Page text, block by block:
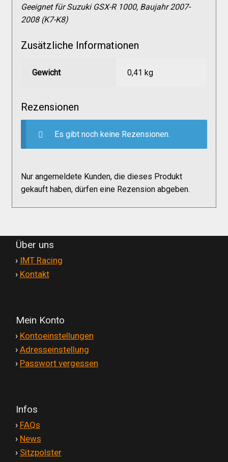
FAQs
Versandkosten
Widerruf
Datenschutzerklärung
Zahlungsarten
Geeignet für Suzuki GSX-R 1000, Baujahr 2007-
2008 (K7-K8)
Zusätzliche Informationen
Gewicht 0,41 kg
Rezensionen
Es gibt noch keine Rezensionen.
Nur angemeldete Kunden, die dieses Produkt
gekauft haben, dürfen eine Rezension abgeben.
Über uns
› IMT Racing
› Kontakt
Mein Konto
› Kontoeinstellungen
› Adresseinstellung
› Passwort vergessen
Infos
› FAQs
› News
› Sitzpolster